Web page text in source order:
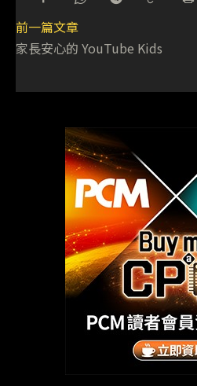
前一篇文章
家長安心的 YouTube Kids